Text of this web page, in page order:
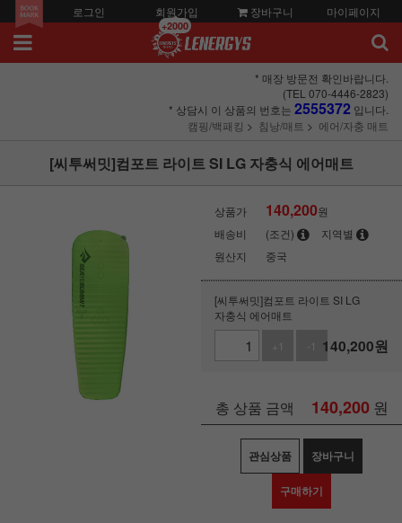
로그인 회원가입
+2000
장바구니 마이페이지
* 매장 방문전 확인바랍니다.
(TEL 070-4446-2823)
* 상담시 이 상품의 번호는 2555372 입니다.
캠핑/백패킹
침낭/매트 에어/자충 매트
[씨투써밋]컴포트 라이트 SI LG 자충식 에어매트
상품가 140,200원
배송비
(조건)
지역별
원산지
중국
[씨투써밋]컴포트 라이트 SI LG
자충식 에어매트
+1
-1 140,200원
총 상품 금액 140,200 원
관심상품 장바구니
구매하기